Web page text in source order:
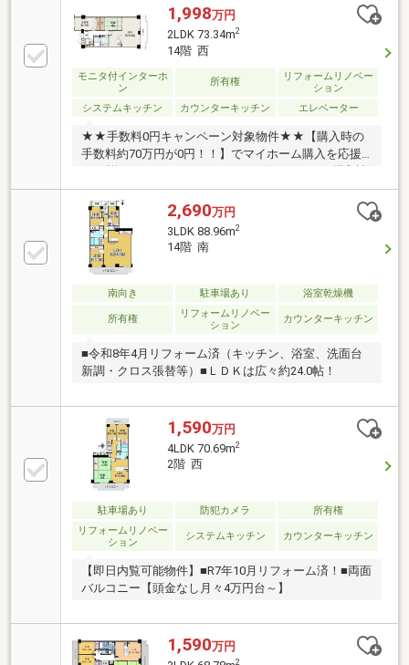
1,998万円
2LDK 73.34m2
14階 西
モニタ付インターホ
ン
所有権
リフォームリノベー
ション
システムキッチン
カウンターキッチン エレベーター
★★手数料0円キャンペーン対象物件★★【購入時の
手数料約70万円が0円！！】でマイホーム購入を応援
★★詳細はアピールポイントをご覧ください！購入諸
費用が安い不動産屋です♪♪
2,690万円
3LDK 88.96m2
14階 南
南向き 駐車場あり 浴室乾燥機
所有権
リフォームリノベー
ション
カウンターキッチン
■令和8年4月リフォーム済（キッチン、浴室、洗面台
新調・クロス張替等）■ＬＤＫは広々約24.0帖！
1,590万円
4LDK 70.69m2
2階 西
駐車場あり 防犯カメラ
所有権
リフォームリノベー
ション
システムキッチン カウンターキッチン
【即日内覧可能物件】■R7年10月リフォーム済！■両面
バルコニー【頭金なし月々4万円台～】
1,590万円
2